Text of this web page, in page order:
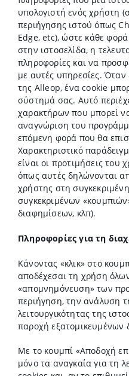
υπολογιστή ενός χρήστη
περιήγησης ιστού όπως
Edge, etc), ώστε κάθε
στην ιστοσελίδα, η
πληροφορίες και να
με αυτές υπηρεσίες. Όταν
της Alleop, ένα cookie
σύστημά σας. Αυτό
χαρακτήρων που μπορεί
αναγνώριση του
επόμενη φορά που θα
Χαρακτηριστικό
είναι οι προτιμήσεις του
όπως αυτές δηλώνονται
χρήστης στη
συγκεκριμένων
διαφημίσεων, κλπ).
Πληροφορίες για τη
Κάνοντας «κλικ» στο
αποδέχεσαι τη χρήση
«απομνημόνευση» των
περιήγηση, την ανάλυση
λειτουργικότητας της
παροχή εξατομικευμένων
Με το κουμπί «Αποδοχή
μόνο τα αναγκαία για τη